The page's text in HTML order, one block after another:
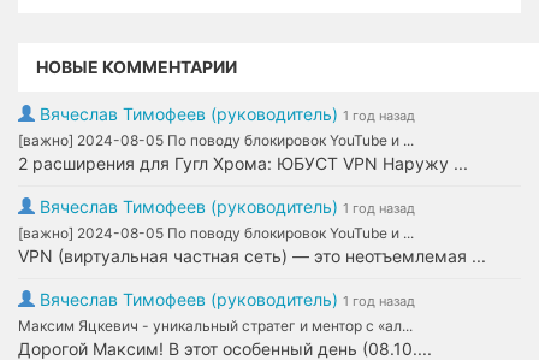
НОВЫЕ КОММЕНТАРИИ
Вячеслав Тимофеев (руководитель) 1 год назад
[важно] 2024-08-05 По поводу блокировок YouTube и ...
2 расширения для Гугл Хрома: ЮБУСТ VPN Наружу ...
Вячеслав Тимофеев (руководитель) 1 год назад
[важно] 2024-08-05 По поводу блокировок YouTube и ...
VPN (виртуальная частная сеть) — это неотъемлемая ...
Вячеслав Тимофеев (руководитель) 1 год назад
Максим Яцкевич - уникальный стратег и ментор с «ал...
Дорогой Максим! В этот особенный день (08.10....